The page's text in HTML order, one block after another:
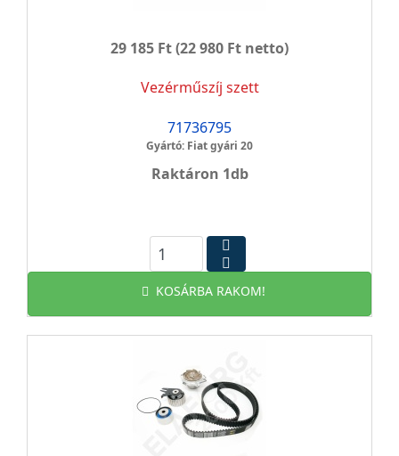
29 185 Ft(22 980 Ft netto)
Vezérműszíj szett
71736795
Gyártó: Fiat gyári 20
Raktáron 1db
KOSÁRBA RAKOM!